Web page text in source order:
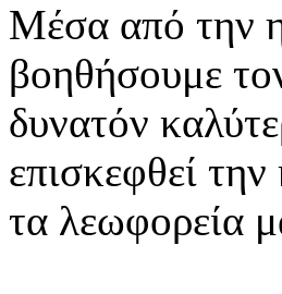
Μέσα από την
βοηθήσουμε
δυνατόν
επισκεφθεί
τα λεωφορεία